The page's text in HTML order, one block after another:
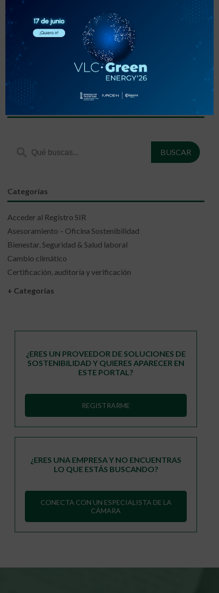
« 1 2 3 ›
Encuentra lo que estás buscando
Categorías
Acceder al Registro SIR
Asesoramiento – Oficina Sostenibilidad
Bienestar, Seguridad & Salud laboral
Cambio climático
Certificación, auditoría y verificación
+ Categorías
¿ERES UN PROVEEDOR DE SOLUCIONES DE
SOSTENIBILIDAD Y QUIERES APARECER EN
ESTE PORTAL?
REGISTRARME
¿ERES UNA EMPRESA Y NO ENCUENTRAS
LO QUE ESTÁS BUSCANDO?
CONECTA CON UN ESPECIALISTA DE LA
CÁMARA